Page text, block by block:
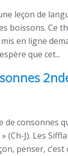
leçon de
boissons. Ce
en ligne
que cet...
consonnes
J). Les
penser, c’est